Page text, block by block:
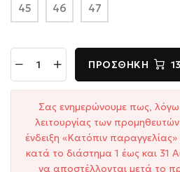
45 46 47
ΠΡΟΣΘΉΚΗ
Σας ενημερώνουμε πως,
λειτουργίας των
ένδειξη «Κατόπιν
κατά το διάστημα 1 έως και 31
να αποστέλλονται μετά το